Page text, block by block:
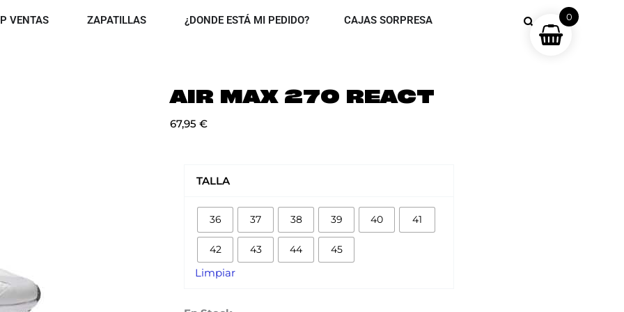
VENTAS OPEN TOP VENTAS
ZAPATILLAS OPEN ZAPATILLAS
¿DONDE ESTÁ MI PEDIDO? CAJAS SORPRESA
AIR MAX 270 REACT
67,95 €
TALLA
36 37 38 39 40 41
42 43 44 45
Limpiar
MAX
REACT
cantidad
0